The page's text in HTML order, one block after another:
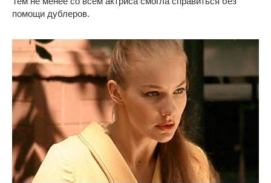
помощи дублеров.